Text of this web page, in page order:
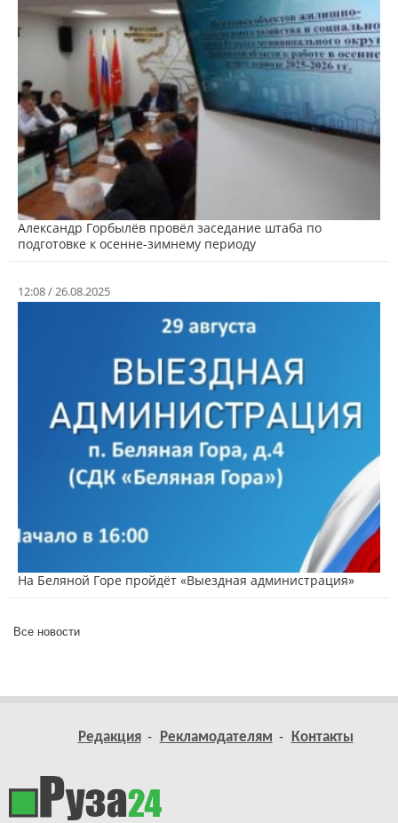
Александр Горбылёв провёл заседание штаба по
подготовке к осенне-зимнему периоду
12:08 / 26.08.2025
На Беляной Горе пройдёт «Выездная администрация»
Все новости
Редакция Рекламодателям Контакты